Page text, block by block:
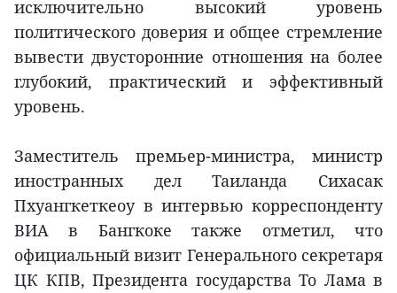
исключительно высокий уровень
политического доверия и общее стремление
вывести двусторонние отношения на более
глубокий, практический и эффективный
уровень.
Заместитель премьер-министра, министр
иностранных дел Таиланда Сихасак
Пхуангкеткеоу в интервью корреспонденту
ВИА в Бангкоке также отметил, что
официальный визит Генерального секретаря
ЦК КПВ, Президента государства То Лама в